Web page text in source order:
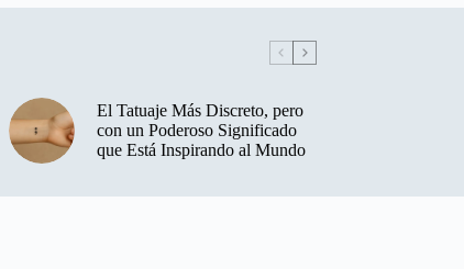
El Tatuaje Más Discreto, pero
con un Poderoso Significado
que Está Inspirando al Mundo